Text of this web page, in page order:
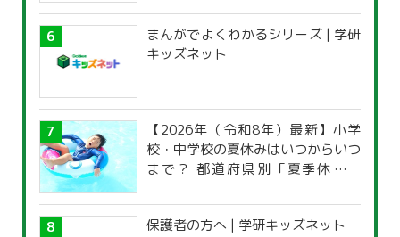
まんがでよくわかるシリーズ | 学研
キッズネット
【2026年（令和8年）最新】小学
校・中学校の夏休みはいつからいつ
まで？ 都道府県別「夏季休暇一
保護者の方へ | 学研キッズネット